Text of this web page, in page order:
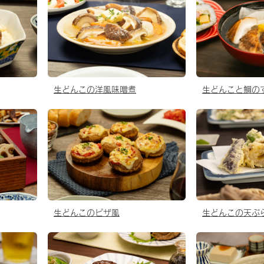
生どんこの洋風味噌煮 生どんこと鯛の
生どんこのピザ風 生どんこの天ぷ